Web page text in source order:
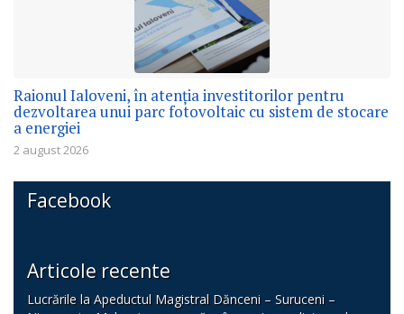
Raionul Ialoveni, în atenția investitorilor pentru
dezvoltarea unui parc fotovoltaic cu sistem de stocare
a energiei
2 august 2026
Facebook
Articole recente
Lucrările la Apeductul Magistral Dănceni – Suruceni –